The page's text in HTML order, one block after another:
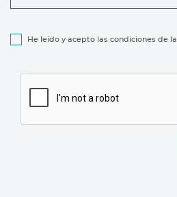
He leído y acepto las condiciones de la